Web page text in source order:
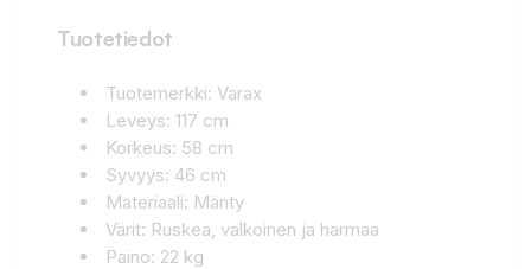
Tuotetiedot
Tuotemerkki: Varax
Leveys: 117 cm
Korkeus: 58 cm
Syvyys: 46 cm
Materiaali: Mänty
Värit: Ruskea, valkoinen ja harmaa
Paino: 22 kg